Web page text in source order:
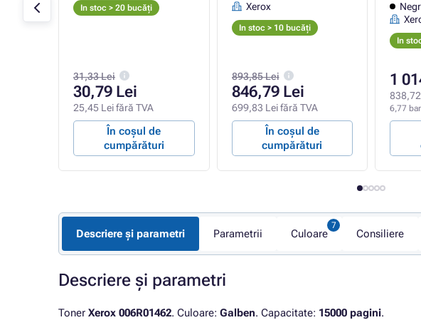
In stoc > 20 bucăți
31,33 Lei
30,79 Lei
25,45 Lei fără TVA
În coșul de
cumpărături
Xerox
In stoc > 10 bucăți
893,85 Lei
846,79 Lei
699,83 Lei fără TVA
În coșul de
cumpărături
In
1
6,77
Descriere și parametri Parametrii Culoare Consiliere
Descriere și parametri
Toner Xerox 006R01462. Culoare: Galben. Capacitate: 15000 pagini.